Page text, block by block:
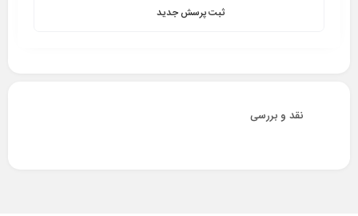
ثبت پرسش جدید
نقد و بررسی